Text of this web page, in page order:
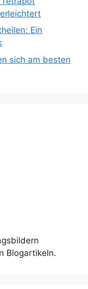
Ein
sich am besten
Blogartikeln.